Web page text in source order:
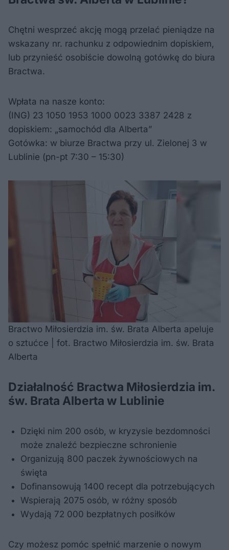
Chętni wesprzeć akcję mogą przelać pieniądze na
wskazany nr. rachunku z odpowiednim dopiskiem,
lub przynieść osobiście dowolną gotówkę do biura
Bractwa.
Wpłata na nasze konto:
(ING) 23 1050 1953 1000 0023 3387 2428 z
dopiskiem: „samochód dla Alberta”
Gotówka: w biurze Bractwa przy ul. Zielonej 3 w
Lublinie (pn-pt 7:30 – 15:30)
Bractwo Miłosierdzia im. św. Brata Alberta apeluje
o sztućce | fot. Bractwo Miłosierdzia im. św. Brata
Alberta
Działalność Bractwa Miłosierdzia im.
św. Brata Alberta w Lublinie
Dzięki nim 200 osób, w kryzysie bezdomności
może znaleźć bezpieczne schronienie
Organizują 800 paczek żywnościowych na
święta
Dofinansowują 1400 recept dla potrzebujących
Wspierają 2075 osób, w różny sposób
Wydają 72 000 bezpłatnych posiłków
Czy możesz pomóc spełnić marzenie o nowym